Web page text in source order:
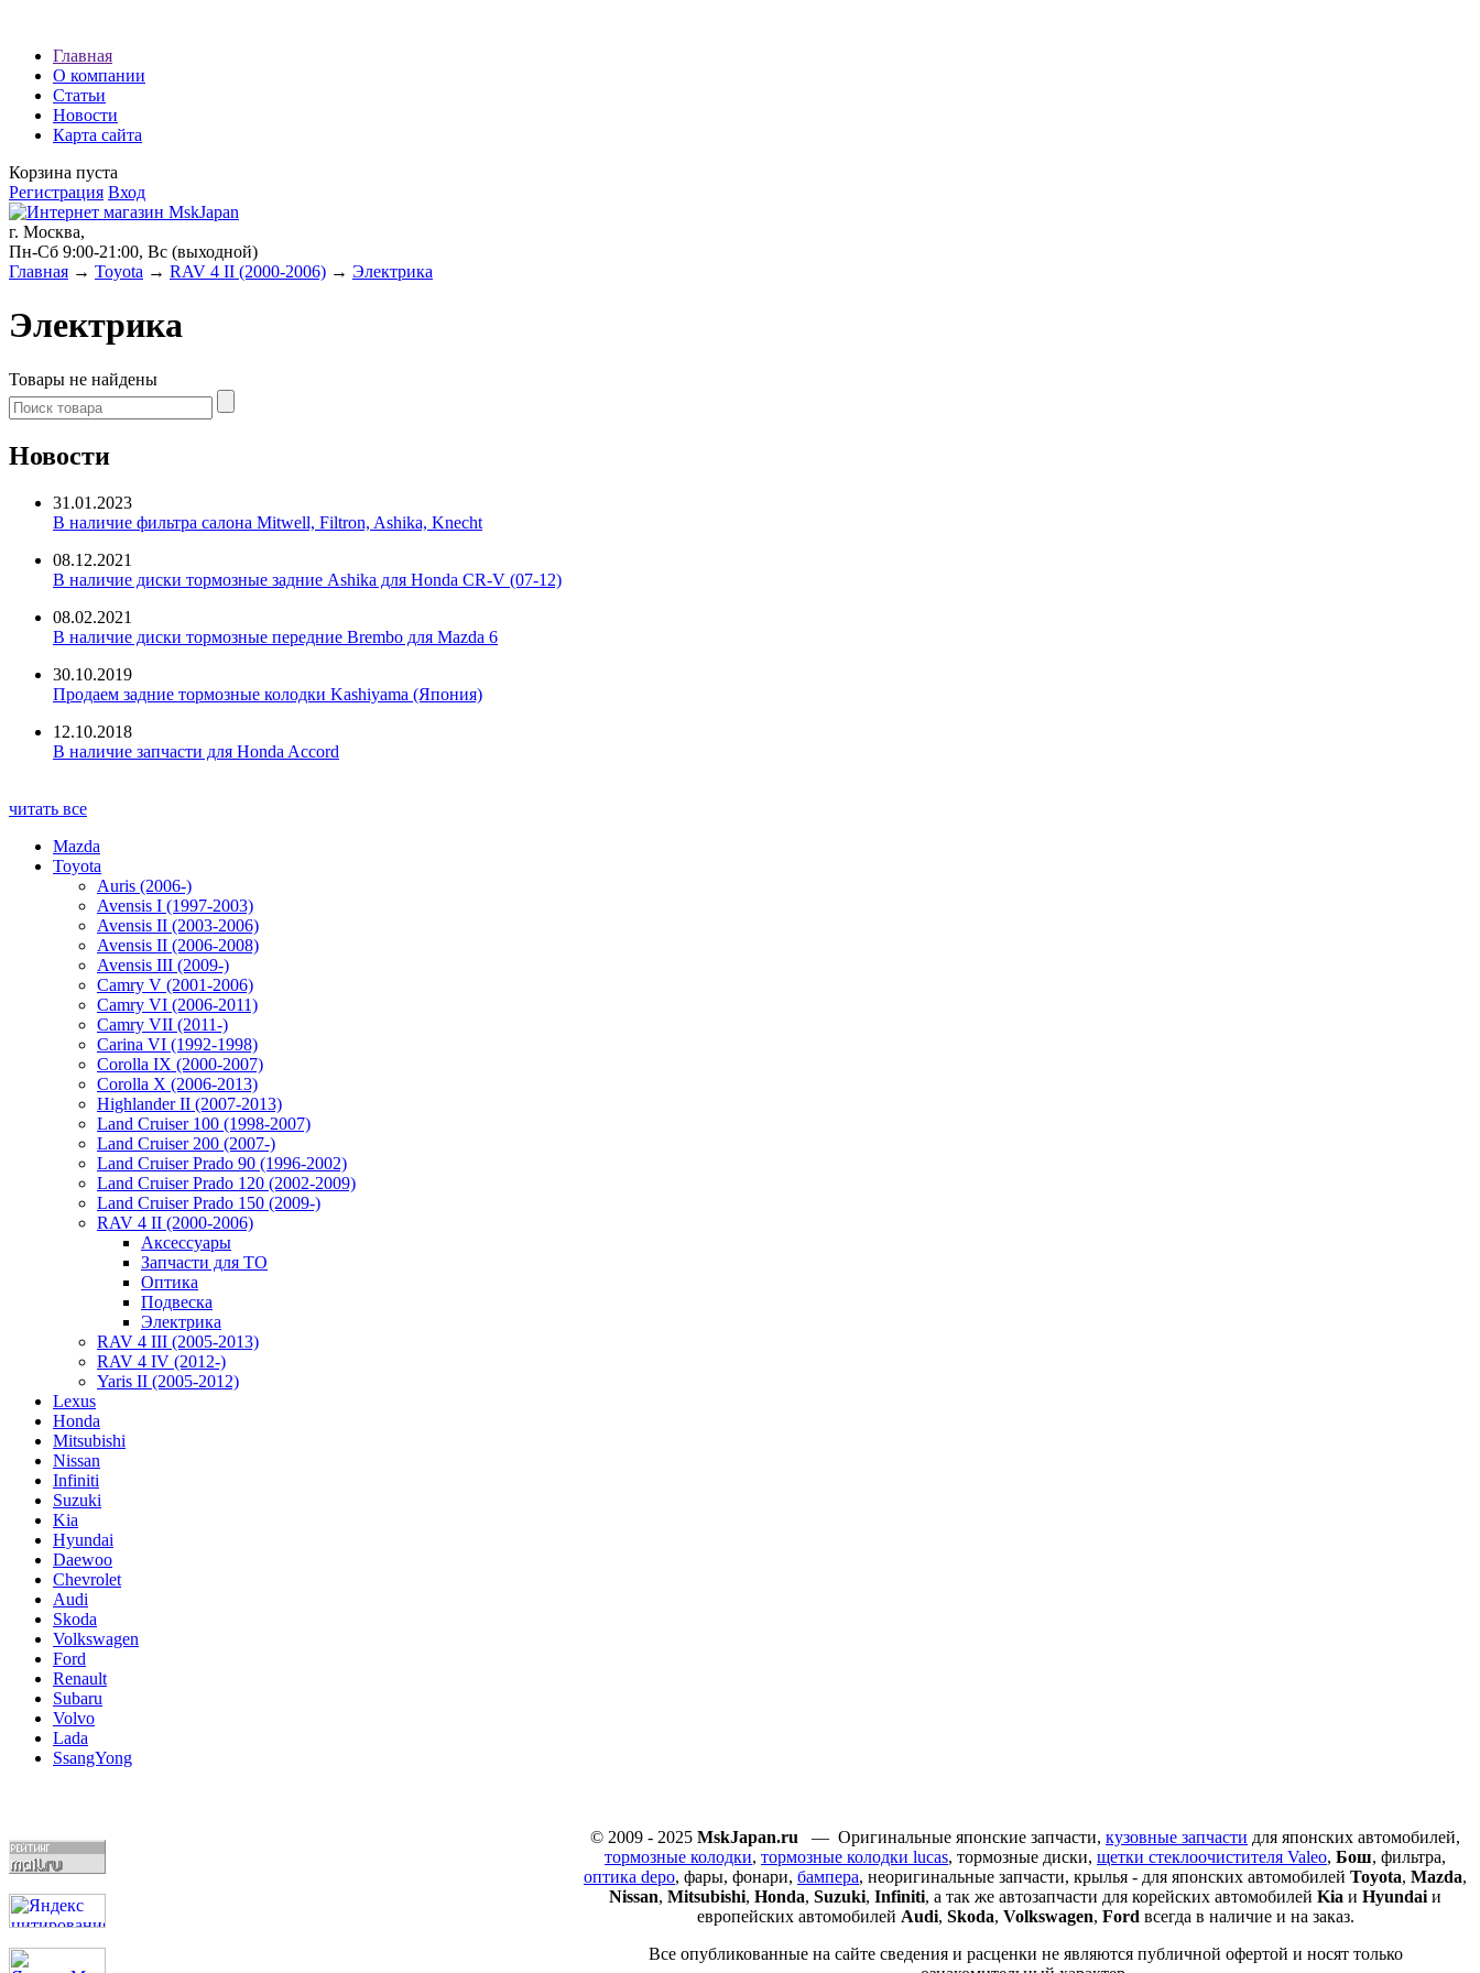
экспресс займы
Главная
О компании
Статьи
Новости
Карта сайта
Корзина пуста
Регистрация Вход
г. Москва,
Пн-Сб 9:00-21:00, Вс (выходной)
Главная → Toyota → RAV 4 II (2000-2006) → Электрика
Электрика
Товары не найдены
Новости
31.01.2023
В наличие фильтра салона Mitwell, Filtron, Ashika, Knecht
08.12.2021
В наличие диски тормозные задние Ashika для Honda CR-V (07-12)
08.02.2021
В наличие диски тормозные передние Brembo для Mazda 6
30.10.2019
Продаем задние тормозные колодки Kashiyama (Япония)
12.10.2018
В наличие запчасти для Honda Accord
читать все
Mazda
Toyota
Auris (2006-)
Avensis I (1997-2003)
Avensis II (2003-2006)
Avensis II (2006-2008)
Avensis III (2009-)
Camry V (2001-2006)
Camry VI (2006-2011)
Camry VII (2011-)
Carina VI (1992-1998)
Corolla IX (2000-2007)
Corolla X (2006-2013)
Highlander II (2007-2013)
Land Cruiser 100 (1998-2007)
Land Cruiser 200 (2007-)
Land Cruiser Prado 90 (1996-2002)
Land Cruiser Prado 120 (2002-2009)
Land Cruiser Prado 150 (2009-)
RAV 4 II (2000-2006)
Аксессуары
Запчасти для ТО
Оптика
Подвеска
Электрика
RAV 4 III (2005-2013)
RAV 4 IV (2012-)
Yaris II (2005-2012)
Lexus
Honda
Mitsubishi
Nissan
Infiniti
Suzuki
Kia
Hyundai
Daewoo
Chevrolet
Audi
Skoda
Volkswagen
Ford
Renault
Subaru
Volvo
Lada
SsangYong
© 2009 - 2025 MskJapan.ru — Оригинальные японские запчасти, кузовные запчасти для японских автомобилей,
тормозные колодки, тормозные колодки lucas, тормозные диски, щетки стеклоочистителя Valeo, Бош, фильтра,
оптика depo, фары, фонари, бампера, неоригинальные запчасти, крылья - для японских автомобилей Toyota, Mazda,
Nissan, Mitsubishi, Honda, Suzuki, Infiniti, а так же автозапчасти для корейских автомобилей Kia и Hyundai и
европейских автомобилей Audi, Skoda, Volkswagen, Ford всегда в наличие и на заказ.
Все опубликованные на сайте сведения и расценки не являются публичной офертой и носят только